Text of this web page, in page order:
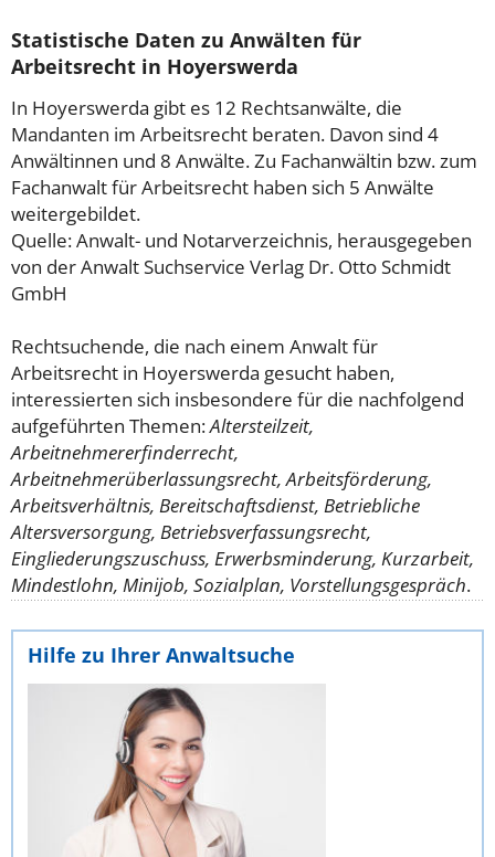
Statistische Daten zu Anwälten für
Arbeitsrecht in Hoyerswerda
In Hoyerswerda gibt es 12 Rechtsanwälte, die
Mandanten im Arbeitsrecht beraten. Davon sind 4
Anwältinnen und 8 Anwälte. Zu Fachanwältin bzw. zum
Fachanwalt für Arbeitsrecht haben sich 5 Anwälte
weitergebildet.
Quelle: Anwalt- und Notarverzeichnis, herausgegeben
von der Anwalt Suchservice Verlag Dr. Otto Schmidt
GmbH
Rechtsuchende, die nach einem Anwalt für
Arbeitsrecht in Hoyerswerda gesucht haben,
interessierten sich insbesondere für die nachfolgend
aufgeführten Themen:Altersteilzeit,
Arbeitnehmererfinderrecht,
Arbeitnehmerüberlassungsrecht, Arbeitsförderung,
Arbeitsverhältnis, Bereitschaftsdienst, Betriebliche
Altersversorgung, Betriebsverfassungsrecht,
Eingliederungszuschuss, Erwerbsminderung, Kurzarbeit,
Mindestlohn, Minijob, Sozialplan, Vorstellungsgespräch.
Hilfe zu Ihrer Anwaltsuche